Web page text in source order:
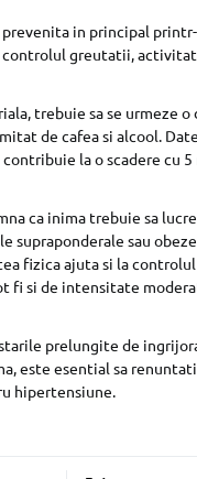
in principal
greutatii,
trebuie sa se urmeze o
de cafea si alcool.
la o scadere cu
ca inima trebuie sa
supraponderale sau
fizica ajuta si la
fi si de intensitate
prelungite de
este esential sa
hipertensiune.